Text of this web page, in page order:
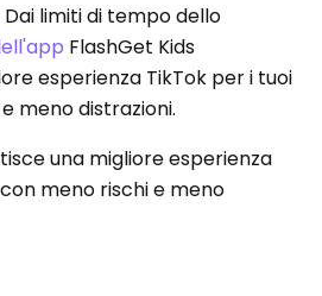
limiti di tempo dello
FlashGet Kids
esperienza TikTok per i tuoi
meno distrazioni.
una migliore esperienza
meno rischi e meno